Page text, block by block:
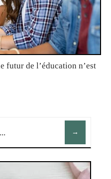
futur de l’éducation n’est